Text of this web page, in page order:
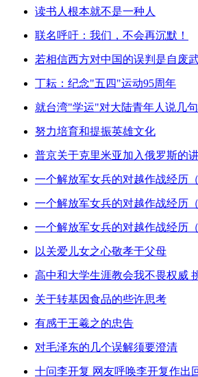
读书人根本就不是一种人
联名呼吁：我们，不会再沉默！
若相信西方对中国的误判是自废
丁耘：纪念"五四"运动95周年
就台湾"学运"对大陆青年人说几
努力培育和提振英雄文化 旭
普京关于克里米亚加入俄罗斯的
一个解放军女兵的对越作战经历（
一个解放军女兵的对越作战经历（
一个解放军女兵的对越作战经历（
以关爱儿女之心敬孝于父母
高中和大学生涯教会我不畏权威
关于转基因食品的些许思考
有感于王羲之的忠告 汪
对毛泽东的几个误解须要澄清
十问李开复 网友呼唤李开复作出